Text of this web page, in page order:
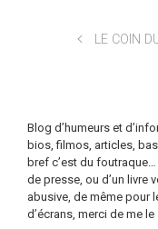
LE COIN
Blog d’humeurs et
bios, filmos, articles,
bref c’est du
de presse, ou d’un livre
abusive, de même pour
d’écrans, merci de me le